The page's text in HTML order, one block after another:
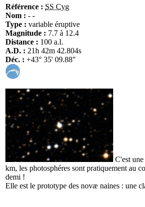
Référence : SS Cyg
Nom : - -
Type : variable éruptive
Magnitude : 7.7 à 12.4
Distance : 100 a.l.
A.D. : 21h 42m 42.804s
Déc. : +43° 35' 09.88"
C'est
km, les photosphéres sont pratiquement au
demi !
Elle est le prototype des novæ naines : une